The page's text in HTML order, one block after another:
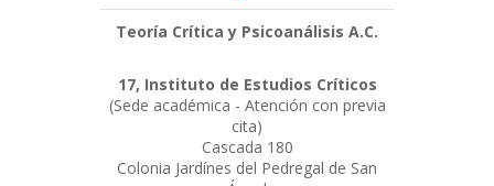
Teoría Crítica y Psicoanálisis A.C.
17, Instituto de Estudios Críticos
(Sede académica - Atención con previa
cita)
Cascada 180
Colonia Jardínes del Pedregal de San